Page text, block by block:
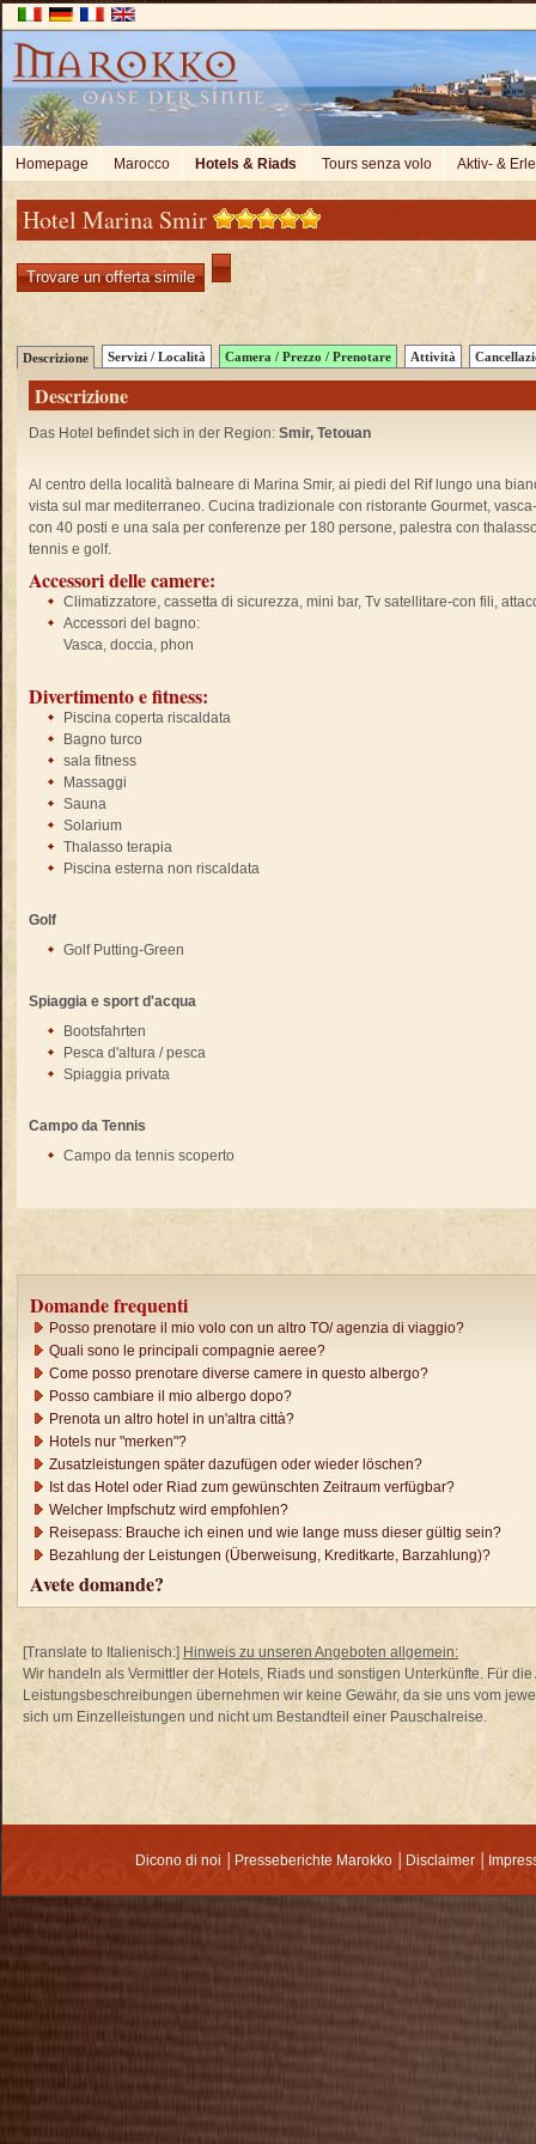
Homepage Marocco Hotels & Riads Tours senza volo Aktiv- &
Hotel Marina Smir
Trovare un offerta simile
Descrizione Servizi / Località Camera / Prezzo / Prenotare Attività
Descrizione
Das Hotel befindet sich in der Region: Smir, Tetouan
Al centro della località balneare di Marina Smir, ai piedi del Rif lungo una
vista sul mar mediterraneo. Cucina tradizionale con ristorante Gourmet,
con 40 posti e una sala per conferenze per 180 persone, palestra con
tennis e golf.
Accessori delle camere:
Climatizzatore, cassetta di sicurezza, mini bar, Tv satellitare-con fili,
Accessori del bagno:
Vasca, doccia, phon
Divertimento e fitness:
Piscina coperta riscaldata
Bagno turco
sala fitness
Massaggi
Sauna
Solarium
Thalasso terapia
Piscina esterna non riscaldata
Golf
Golf Putting-Green
Spiaggia e sport d'acqua
Bootsfahrten
Pesca d'altura / pesca
Spiaggia privata
Campo da Tennis
Campo da tennis scoperto
Domande frequenti
Posso prenotare il mio volo con un altro TO/ agenzia di viaggio?
Quali sono le principali compagnie aeree?
Come posso prenotare diverse camere in questo albergo?
Posso cambiare il mio albergo dopo?
Prenota un altro hotel in un'altra città?
Hotels nur "merken"?
Zusatzleistungen später dazufügen oder wieder löschen?
Ist das Hotel oder Riad zum gewünschten Zeitraum verfügbar?
Welcher Impfschutz wird empfohlen?
Reisepass: Brauche ich einen und wie lange muss dieser gültig sein?
Bezahlung der Leistungen (Überweisung, Kreditkarte, Barzahlung)?
Avete domande?
[Translate to Italienisch:] Hinweis zu unseren Angeboten allgemein:
Wir handeln als Vermittler der Hotels, Riads und sonstigen Unterkünfte. Für
Leistungsbeschreibungen übernehmen wir keine Gewähr, da sie uns vom
sich um Einzelleistungen und nicht um Bestandteil einer Pauschalreise.
Dicono di noi Presseberichte Marokko Disclaimer